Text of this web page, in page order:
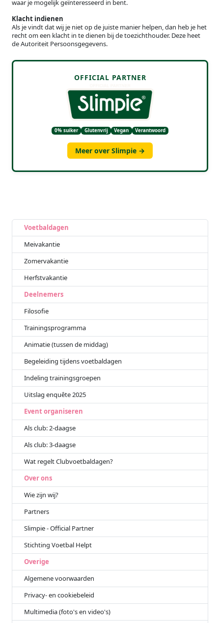
waar je mogelijk geïnteresseerd in bent.
Klacht indienen
Als je vindt dat wij je niet op de juiste manier helpen, dan heb je het
recht om een klacht in te dienen bij de toezichthouder. Deze heet
de Autoriteit Persoonsgegevens.
OFFICIAL PARTNER
0% suiker Glutenvrij Vegan Verantwoord
Meer over Slimpie →
Voetbaldagen
Meivakantie
Zomervakantie
Herfstvakantie
Deelnemers
Filosofie
Trainingsprogramma
Animatie (tussen de middag)
Begeleiding tijdens voetbaldagen
Indeling trainingsgroepen
Uitslag enquête 2025
Event organiseren
Als club: 2-daagse
Als club: 3-daagse
Wat regelt Clubvoetbaldagen?
Over ons
Wie zijn wij?
Partners
Slimpie - Official Partner
Stichting Voetbal Helpt
Overige
Algemene voorwaarden
Privacy- en cookiebeleid
Multimedia (foto's en video's)